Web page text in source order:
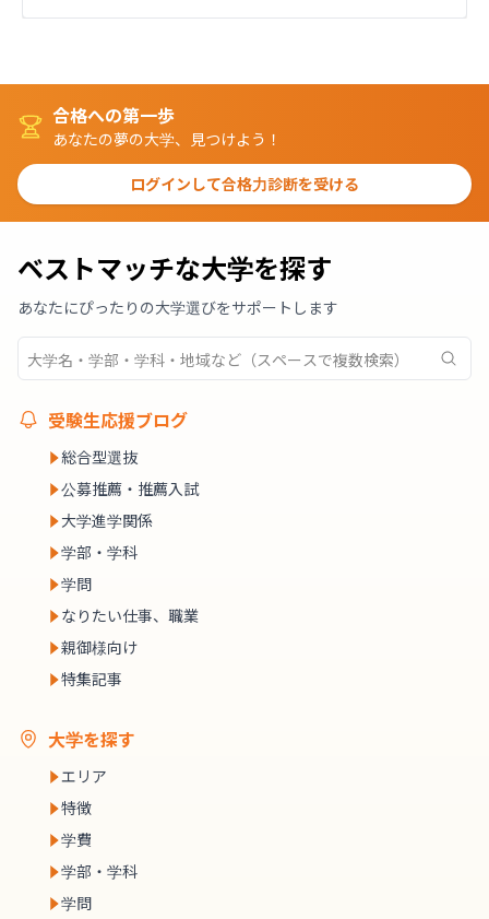
合格への第一歩
あなたの夢の大学、見つけよう！
ログインして合格力診断を受ける
ベストマッチな大学を探す
あなたにぴったりの大学選びをサポートします
受験生応援ブログ
総合型選抜
公募推薦・推薦入試
大学進学関係
学部・学科
学問
なりたい仕事、職業
親御様向け
特集記事
大学を探す
エリア
特徴
学費
学部・学科
学問